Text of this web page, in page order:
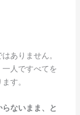
ありません。
人ですべてを
す。
らないまま、と